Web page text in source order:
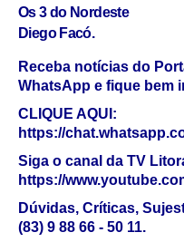
Os 3 do Nordeste
Diego Facó.
Receba notícias do
WhatsApp e fique bem
CLIQUE AQUI:
https://
Siga o canal da TV
https://
Dúvidas, Críticas,
(83) 9 88 66 - 50 11.